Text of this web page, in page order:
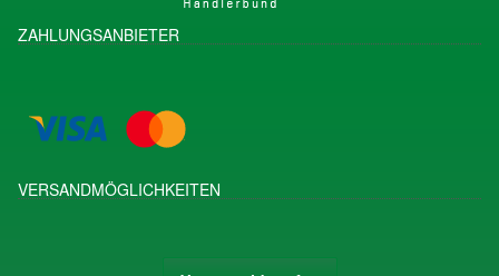
ZAHLUNGSANBIETER
VERSANDMÖGLICHKEITEN